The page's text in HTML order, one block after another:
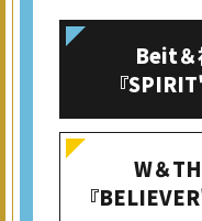
Beit＆
『
W＆
『